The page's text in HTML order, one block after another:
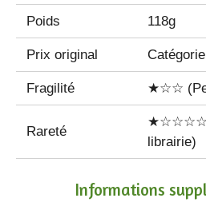
Poids 118g
Prix original
Fragilité ★☆☆
Rareté
★☆☆☆☆
librairie)
Informations